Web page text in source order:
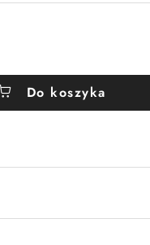
Do koszyka